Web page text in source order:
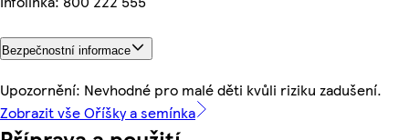
Bezpečnostní informace
Upozornění: Nevhodné pro malé děti kvůli riziku zadušení.
Zobrazit vše Oříšky a semínka